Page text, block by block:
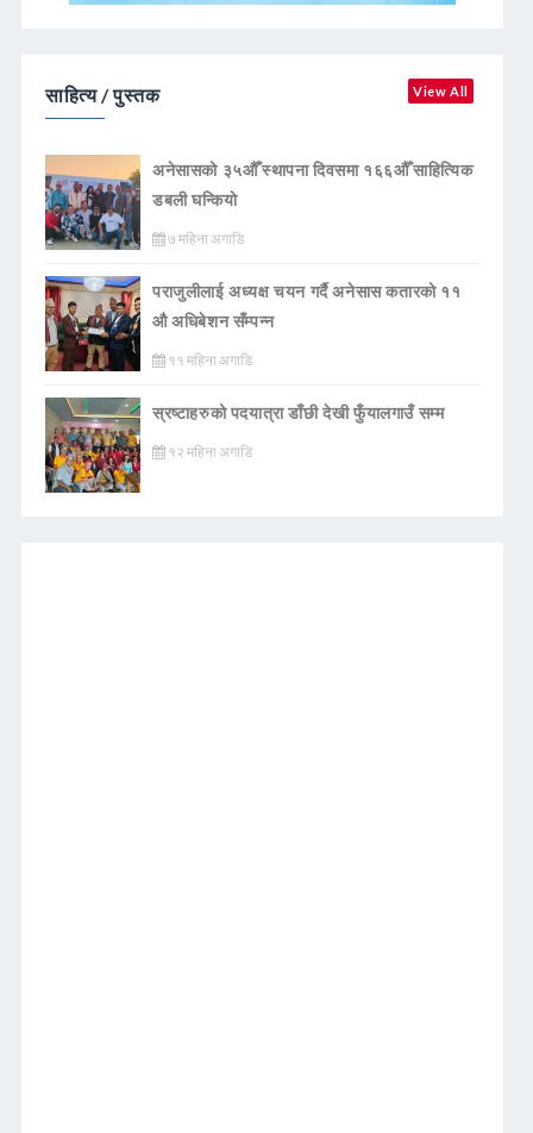
साहित्य / पुस्तक View All
अनेसासको ३५औँ स्थापना दिवसमा १६६औँ साहित्यिक
डबली घन्कियाे
७ महिना अगाडि
पराजुलीलाई अध्यक्ष चयन गर्दै अनेसास कतारको ११
औ अधिबेशन सँम्पन्न
११ महिना अगाडि
स्रष्टाहरुको पदयात्रा डाँछी देखी फुँयालगाउँ सम्म
१२ महिना अगाडि